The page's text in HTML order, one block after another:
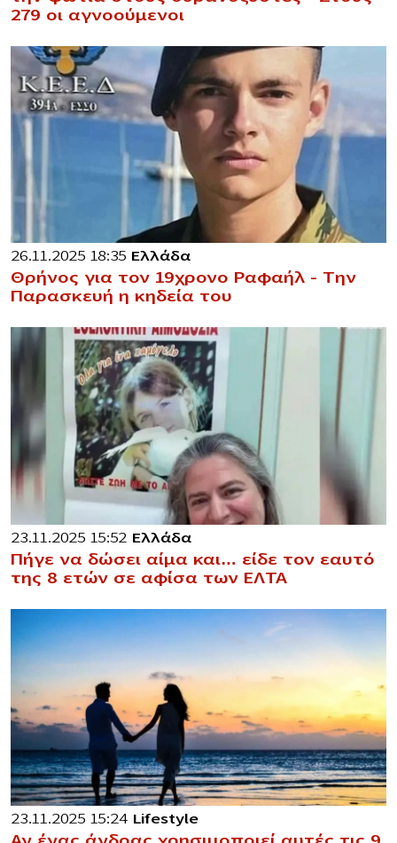
279 οι αγνοούμενοι
26.11.2025 18:35 Ελλάδα
Θρήνος για τον 19χρονο Ραφαήλ – Την
Παρασκευή η κηδεία του
23.11.2025 15:52 Ελλάδα
Πήγε να δώσει αίμα και… είδε τον εαυτό
της 8 ετών σε αφίσα των ΕΛΤΑ
23.11.2025 15:24 Lifestyle